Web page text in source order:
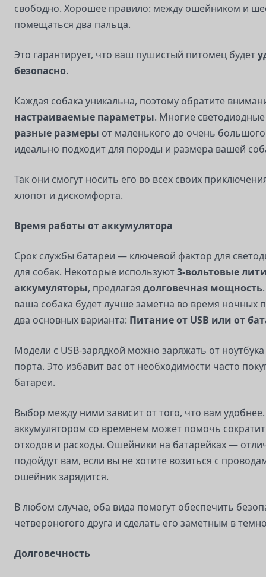
свободно. Хорошее правило: между ошейником и
помещаться два пальца.
Это гарантирует, что ваш пушистый питомец будет
безопасно.
Каждая собака уникальна, поэтому обратите
настраиваемые параметры. Многие
разные размеры от маленького до очень
идеально подходит для породы и размера вашей
Так они смогут носить его во всех своих
хлопот и дискомфорта.
Время работы от аккумулятора
Срок службы батареи — ключевой фактор для
для собак. Некоторые используют3-вольтовые
аккумуляторы, предлагая долговечная мощность
ваша собака будет лучше заметна во время ночных
два основных варианта: Питание от USB или от
Модели с USB-зарядкой можно заряжать от
порта. Это избавит вас от необходимости часто
батареи.
Выбор между ними зависит от того, что вам
аккумулятором со временем может помочь
отходов и расходы. Ошейники на батарейках —
подойдут вам, если вы не хотите возиться с
ошейник зарядится.
В любом случае, оба вида помогут обеспечить
четвероногого друга и сделать его заметным в
Долговечность